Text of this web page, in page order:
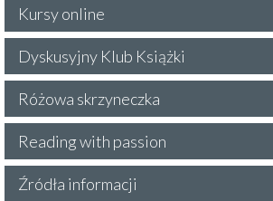
Kursy online
Dyskusyjny Klub Książki
Różowa skrzyneczka
Reading with passion
Źródła informacji